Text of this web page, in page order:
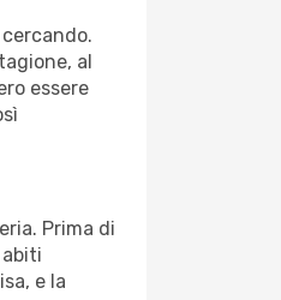
al
essere
Prima di
e la